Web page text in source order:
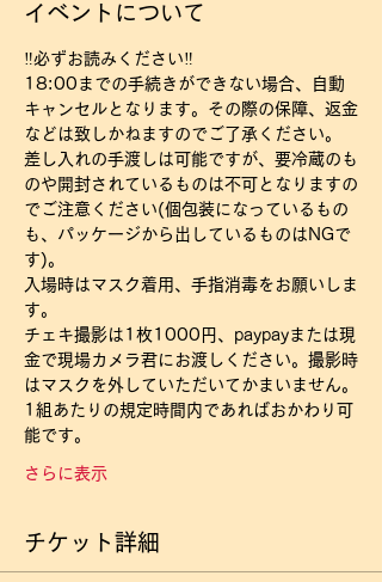
イベントについて
‼必ずお読みください‼
18:00までの手続きができない場合、自動
キャンセルとなります。その際の保障、返金
などは致しかねますのでご了承ください。
差し入れの手渡しは可能ですが、要冷蔵のも
のや開封されているものは不可となりますの
でご注意ください(個包装になっているもの
も、パッケージから出しているものはNGで
す)。
入場時はマスク着用、手指消毒をお願いしま
す。
チェキ撮影は1枚1000円、paypayまたは現
金で現場カメラ君にお渡しください。撮影時
はマスクを外していただいてかまいません。
1組あたりの規定時間内であればおかわり可
能です。
さらに表示
チケット詳細